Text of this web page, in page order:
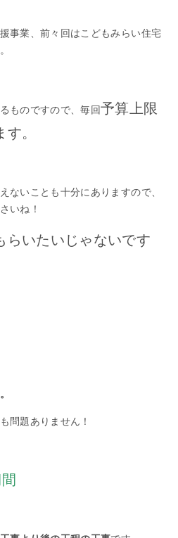
事業、前々回はこどもみらい住宅
ものですので、毎回予算上限
。
ないことも十分にありますので、
いね！
らいたいじゃないです
問題ありません！